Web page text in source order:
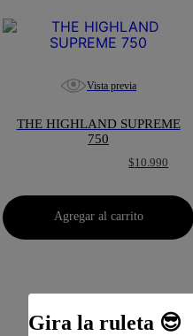
Vista previa
THE HIGHLAND SUPREME
750
$10 .990
Agregar al carrito
Gira la ruleta 😎